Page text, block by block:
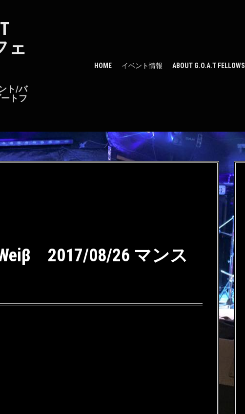
ェ
ト/バ
トフ
HOME イベント情報 ABOUT G.O.A.T FELLOWS
Weiβ 2017/08/26 マンス